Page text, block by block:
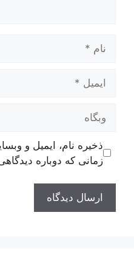
وبگاه
ذخیره نام، ایمیل و
زمانی که دوباره